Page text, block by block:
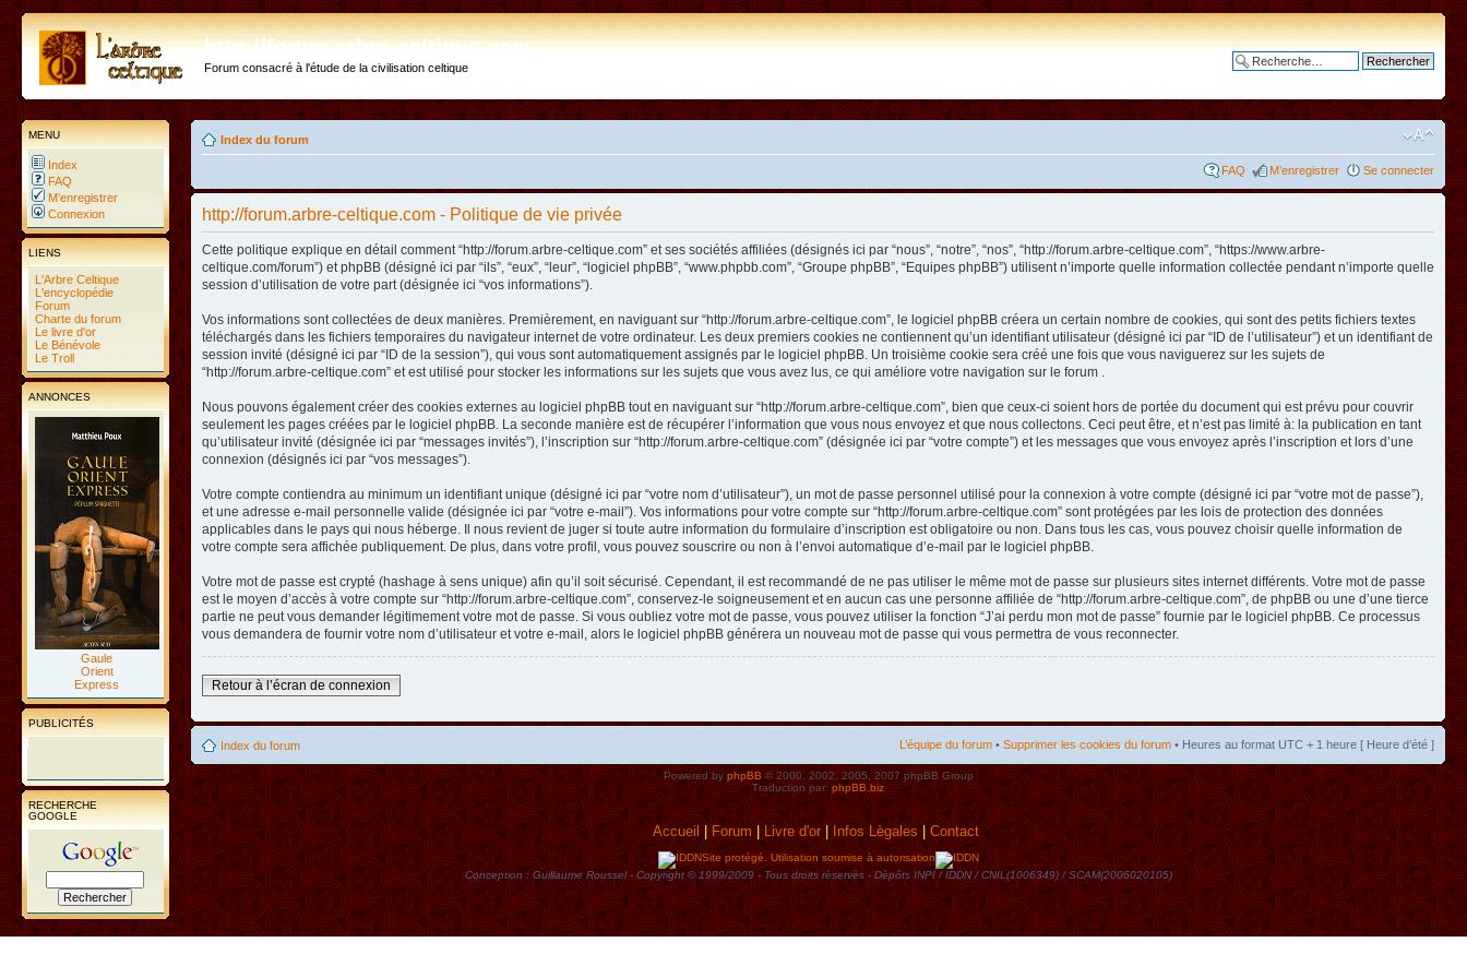
http://forum.arbre-celtique.com
Forum consacré à l'étude de la civilisation celtique
MENU
Index
FAQ
M’enregistrer
Connexion
LIENS
L'Arbre Celtique
L'encyclopédie
Forum
Charte du forum
Le livre d'or
Le Bénévole
Le Troll
ANNONCES
Gaule
Orient
Express
PUBLICITÉS
RECHERCHE
GOOGLE
Index du forum
FAQ M’enregistrer Se connecter
http://forum.arbre-celtique.com - Politique de vie privée
Cette politique explique en détail comment “http://forum.arbre-celtique.com” et ses sociétés affiliées (désignés ici par “nous”, “notre”, “nos”, “http://forum.arbre-celtique.com”, “https://www.arbre-
celtique.com/forum”) et phpBB (désigné ici par “ils”, “eux”, “leur”, “logiciel phpBB”, “www.phpbb.com”, “Groupe phpBB”, “Equipes phpBB”) utilisent n’importe quelle information collectée pendant n’importe quelle
session d’utilisation de votre part (désignée ici “vos informations”).
Vos informations sont collectées de deux manières. Premièrement, en naviguant sur “http://forum.arbre-celtique.com”, le logiciel phpBB créera un certain nombre de cookies, qui sont des petits fichiers textes
téléchargés dans les fichiers temporaires du navigateur internet de votre ordinateur. Les deux premiers cookies ne contiennent qu’un identifiant utilisateur (désigné ici par “ID de l’utilisateur”) et un identifiant de
session invité (désigné ici par “ID de la session”), qui vous sont automatiquement assignés par le logiciel phpBB. Un troisième cookie sera créé une fois que vous naviguerez sur les sujets de
“http://forum.arbre-celtique.com” et est utilisé pour stocker les informations sur les sujets que vous avez lus, ce qui améliore votre navigation sur le forum .
Nous pouvons également créer des cookies externes au logiciel phpBB tout en naviguant sur “http://forum.arbre-celtique.com”, bien que ceux-ci soient hors de portée du document qui est prévu pour couvrir
seulement les pages créées par le logiciel phpBB. La seconde manière est de récupérer l’information que vous nous envoyez et que nous collectons. Ceci peut être, et n’est pas limité à: la publication en tant
qu’utilisateur invité (désignée ici par “messages invités”), l’inscription sur “http://forum.arbre-celtique.com” (désignée ici par “votre compte”) et les messages que vous envoyez après l’inscription et lors d’une
connexion (désignés ici par “vos messages”).
Votre compte contiendra au minimum un identifiant unique (désigné ici par “votre nom d’utilisateur”), un mot de passe personnel utilisé pour la connexion à votre compte (désigné ici par “votre mot de passe”),
et une adresse e-mail personnelle valide (désignée ici par “votre e-mail”). Vos informations pour votre compte sur “http://forum.arbre-celtique.com” sont protégées par les lois de protection des données
applicables dans le pays qui nous héberge. Il nous revient de juger si toute autre information du formulaire d’inscription est obligatoire ou non. Dans tous les cas, vous pouvez choisir quelle information de
votre compte sera affichée publiquement. De plus, dans votre profil, vous pouvez souscrire ou non à l’envoi automatique d’e-mail par le logiciel phpBB.
Votre mot de passe est crypté (hashage à sens unique) afin qu’il soit sécurisé. Cependant, il est recommandé de ne pas utiliser le même mot de passe sur plusieurs sites internet différents. Votre mot de passe
est le moyen d’accès à votre compte sur “http://forum.arbre-celtique.com”, conservez-le soigneusement et en aucun cas une personne affiliée de “http://forum.arbre-celtique.com”, de phpBB ou une d’une tierce
partie ne peut vous demander légitimement votre mot de passe. Si vous oubliez votre mot de passe, vous pouvez utiliser la fonction “J’ai perdu mon mot de passe” fournie par le logiciel phpBB. Ce processus
vous demandera de fournir votre nom d’utilisateur et votre e-mail, alors le logiciel phpBB générera un nouveau mot de passe qui vous permettra de vous reconnecter.
Retour à l’écran de connexion
Index du forum L’équipe du forum • Supprimer les cookies du forum • Heures au format UTC + 1 heure [ Heure d’été ]
Powered byphpBB© 2000, 2002, 2005, 2007 phpBB Group
Traduction par:phpBB.biz
Accueil|Forum|Livre d'or|Infos Lègales|Contact
Site protégé. Utilisation soumise à autorisation
Conception : Guillaume Roussel - Copyright © 1999/2009 - Tous droits rèservès - Dèpôts INPI / IDDN / CNIL(1006349) / SCAM(2006020105)